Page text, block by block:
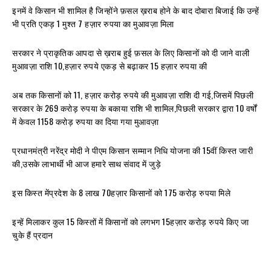
इनमें वे किसान भी शामिल है जिन्होंने फ़सल ख़राब होने के बाद दोबारा बिजाई कि उन्हें
भी प्रति एकड़ 1 मुश्त 7 हज़ार रुपया का मुआवज़ा मिला
सरकार ने प्राकृतिक आपदा से ख़राब हुई फ़सल के लिए किसानों को दी जाने वाली
मुआवज़ा राशि 10,हज़ार रुपये एकड़ से बढ़ाकर 15 हज़ार रुपया की
अब तक किसानों को 11, हज़ार करोड़ रुपये की मुआवज़ा राशि दी गई,जिसमें पिछली
सरकार के 269 करोड़ रुपया के बकाया राशि भी शामिल,पिछली सरकार द्वारा 10 वर्षों
में केवल 1158 करोड़ रुपया का दिया गया मुआवज़ा
प्रधानमंत्री नरेंद्र मोदी ने पीएम किसान सम्मान निधि योजना की 15वीं किस्त जारी
की,उसके लाभार्थी भी आज हमारे साथ संवाद में जुड़े
इस किस्त मेंप्रदेश के 8 लाख 70हज़ार किसानों को 175 करोड़ रुपया मिले
इन्हें मिलाकर कुल 15 किस्तों में किसानों को लगभग 15हज़ार करोड़ रुपये किए जा
चुके हैं प्रदान